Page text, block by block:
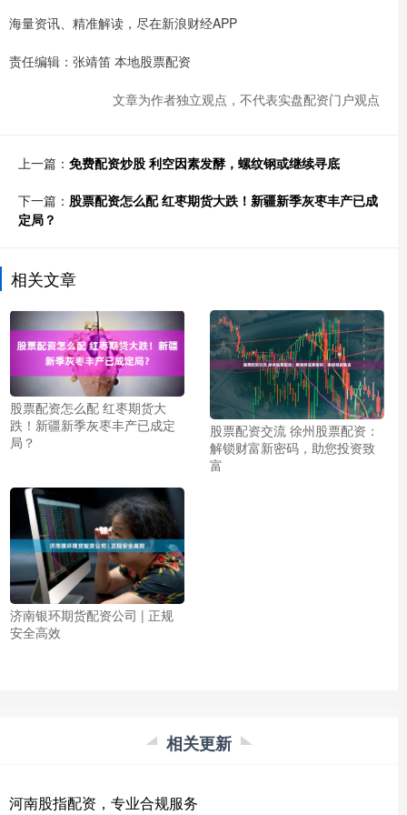
海量资讯、精准解读，尽在新浪财经APP
责任编辑：张靖笛 本地股票配资
文章为作者独立观点，不代表实盘配资门户观点
上一篇： 免费配资炒股 利空因素发酵，螺纹钢或继续寻底
下一篇： 股票配资怎么配 红枣期货大跌！新疆新季灰枣丰产已成
定局？
相关文章
股票配资怎么配 红枣期货大
跌！新疆新季灰枣丰产已成定
局？
股票配资交流 徐州股票配资：
解锁财富新密码，助您投资致
富
济南银环期货配资公司 | 正规
安全高效
相关更新
河南股指配资，专业合规服务